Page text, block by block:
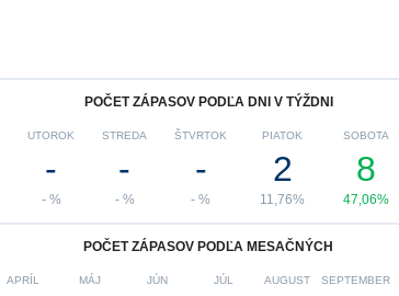
POČET ZÁPASOV PODĽA DNI V TÝŽDNI
UTOROK
-
- %
STREDA
-
- %
ŠTVRTOK
-
- %
PIATOK
2
11,76%
SOBOTA
8
47,06%
POČET ZÁPASOV PODĽA MESAČNÝCH
APRÍL MÁJ JÚN JÚL AUGUST SEPTEMBER